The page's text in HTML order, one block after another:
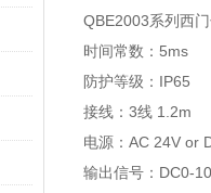
QBE2003系列西
时间常数：5ms
防护等级：IP65
接线：3线 1.2m
电源：AC 24V or
输出信号：DC0-